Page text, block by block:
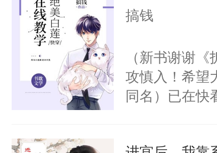
用力——为你
搞钱
（新书谢谢
攻慎入！希望
同名）已在快